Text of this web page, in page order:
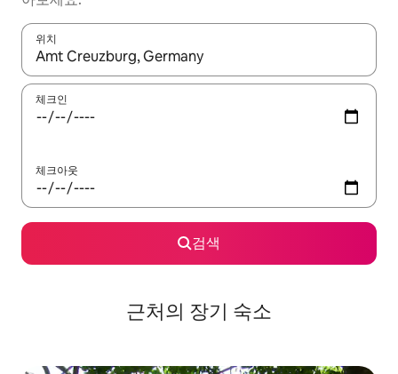
위치
결과가 나오면 위·아래 화살표 키를 사용하거나 터치 또는 스와이
체크인
체크아웃
검색
근처의 장기 숙소